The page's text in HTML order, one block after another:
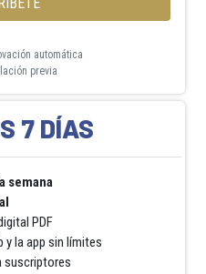
automática
previa
7 DÍAS
semana
PDF
y la app sin límites
suscriptores